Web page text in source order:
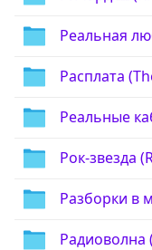
Реальная
Расплата
Реальные
Рок-звезда
Разборки в
Радиоволна